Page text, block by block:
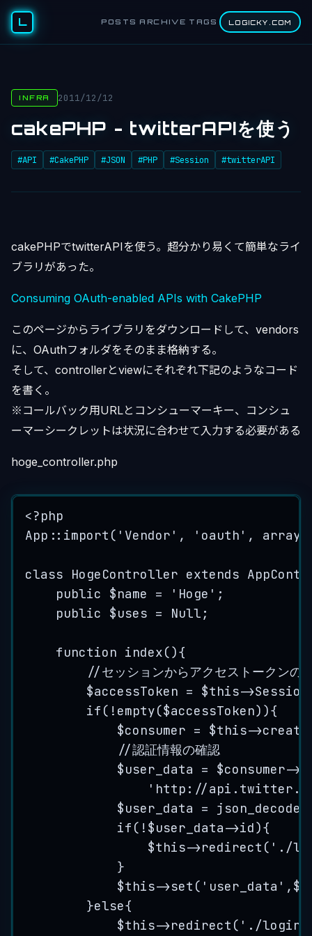
L POSTS ARCHIVE TAGS LOGICKY.COM
INFRA 2011/12/12
cakePHP - twitterAPIを使う
#API #CakePHP #JSON #PHP #Session #twitterAPI
cakePHPでtwitterAPIを使う。超分かり易くて簡単なライ
ブラリがあった。
Consuming OAuth-enabled APIs with CakePHP
このページからライブラリをダウンロードして、vendors
に、OAuthフォルダをそのまま格納する。
そして、controllerとviewにそれぞれ下記のようなコード
を書く。
※コールバック用URLとコンシューマーキー、コンシュ
ーマーシークレットは状況に合わせて入力する必要がある
hoge_controller.php
<?php
App : : import ( ' Vendor ' , ' oauth ' , array
class HogeController extends
public $name = ' Hoge ' ;
public $uses = Null ;
function index(){
//セッションからアクセストークンの
$accessToken = $this->Session
if ( ! empty($accessToken)){
$consumer = $this->
//認証情報の確認
$user_data
= $consumer->
' http://
$user_data
= json_decode
if ( ! $user_data->id){
$this->redirect ( ' ./
}
$this->set ( ' user_data ' ,
}else{
$this->redirect ( ' ./login